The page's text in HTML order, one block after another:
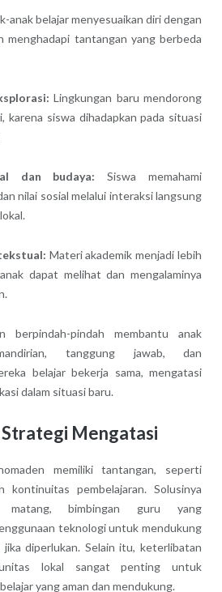
anak belajar menyesuaikan diri dengan
menghadapi tantangan yang berbeda
Lingkungan baru mendorong
karena siswa dihadapkan pada situasi
dan budaya: Siswa memahami
nilai sosial melalui interaksi langsung
Materi akademik menjadi lebih
dapat melihat dan mengalaminya
berpindah-pindah membantu anak
tanggung jawab, dan
belajar bekerja sama, mengatasi
dalam situasi baru.
Mengatasi
memiliki tantangan, seperti
kontinuitas pembelajaran. Solusinya
matang, bimbingan guru yang
teknologi untuk mendukung
jika diperlukan. Selain itu, keterlibatan
lokal sangat penting untuk
yang aman dan mendukung.